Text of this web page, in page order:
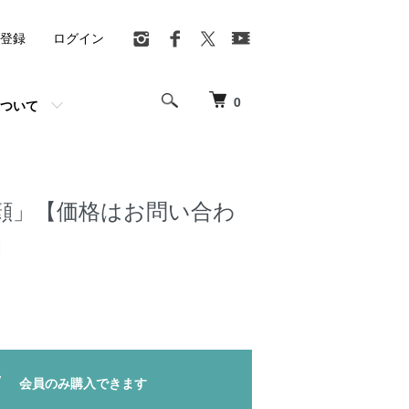
0
いて
録 ログイン
」【価格はお問い合わ
会員のみ購入できます